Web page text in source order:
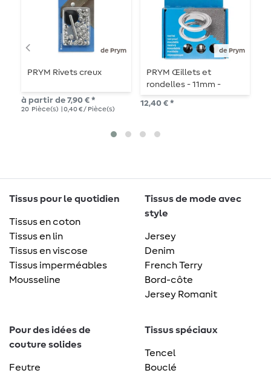
de Prym
PRYM Rivets creux
à partir de 7,90 € *
20 Pièce(s) | 0,40 € / Pièce(s)
de Prym
PRYM Œillets et
rondelles - 11mm -
argenté
12,40 € *
Tissus pour le quotidien
Tissus en coton
Tissus en lin
Tissus en viscose
Tissus imperméables
Mousseline
Tissus de mode avec
style
Jersey
Denim
French Terry
Bord-côte
Jersey Romanit
Pour des idées de
couture solides
Feutre
Tissus spéciaux
Tencel
Bouclé